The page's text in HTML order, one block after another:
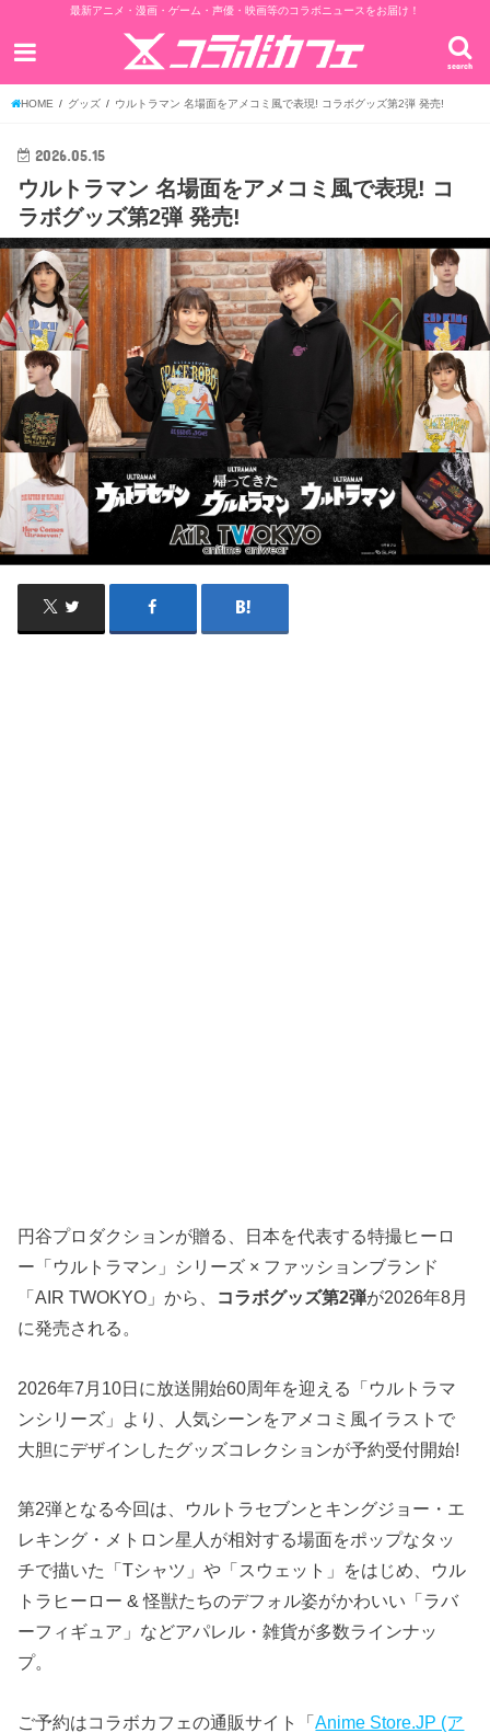
最新アニメ・漫画・ゲーム・声優・映画等のコラボニュースをお届け！
search
HOME グッズ ウルトラマン 名場面をアメコミ風で表現! コラボグッズ第2弾 発売!
2026.05.15
ウルトラマン 名場面をアメコミ風で表現! コ
ラボグッズ第2弾 発売!
円谷プロダクションが贈る、日本を代表する特撮ヒーロ
ー「ウルトラマン」シリーズ × ファッションブランド
「AIR TWOKYO」から、 コラボグッズ第2弾が2026年8月
に発売される。
2026年7月10日に放送開始60周年を迎える「ウルトラマ
ンシリーズ」より、人気シーンをアメコミ風イラストで
大胆にデザインしたグッズコレクションが予約受付開始!
第2弾となる今回は、ウルトラセブンとキングジョー・エ
レキング・メトロン星人が相対する場面をポップなタッ
チで描いた「Tシャツ」や「スウェット」をはじめ、ウル
トラヒーロー & 怪獣たちのデフォル姿がかわいい「ラバ
ーフィギュア」などアパレル・雑貨が多数ラインナッ
プ。
ご予約はコラボカフェの通販サイト「Anime Store.JP (ア